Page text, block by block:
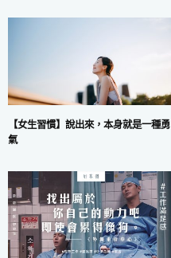
【女生習慣】說出來，本身就是一種勇
氣